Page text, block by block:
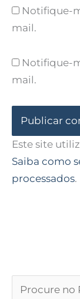
Notifique-
mail.
Notifique-
mail.
Este site
Saiba como
processados.